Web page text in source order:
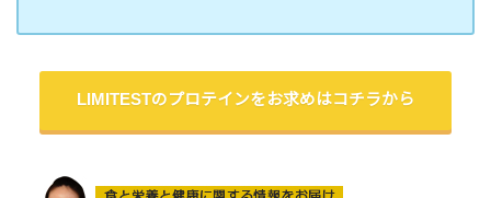
LIMITESTのプロテインをお求めはコチラから